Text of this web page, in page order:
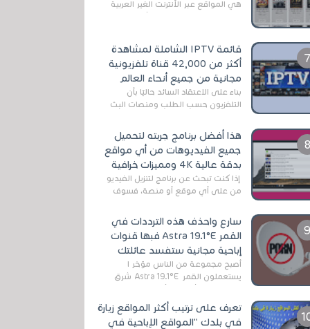
هي المواقع عبر الأنترنت الغير العربية
التي تقدم خدمة تحميل الأفلام على
قائمة IPTV الشاملة لمشاهدة
أكثر من 42,000 قناة تلفزيونية
مجانية من جميع أنحاء العالم
بناءً على الاعتقاد السائد حاليًا بأن
التلفزيون حسب الطلب ومنصات البث
الأرضي التقليدي، يُعدّ IPTV-org خيار...
هذا أفضل برنامج جربته لتحميل
جميع الفيديوهات من أي مواقع
بدقة عالية 4K ومميزات خرافية
إذا كنت تبحث عن برنامج لتنزيل الفيديو
من على أي موقع أو منصة، فسوف
المج...
سارع واحذف هذه الترددات في
القمر Astra 19.1°E فبها قنوات
إباحية مجانية ستفسد عائلتك
أصبح مجموعة من الناس مؤخر ا
يستعملون القمر Astra 19.1°E شرق
قنوات مميزة جدا تنقل العديد من البرامج
اله...
تعرف على ترتيب أكثر المواقع زيارة
في بلدك "المواقع الإباحية في